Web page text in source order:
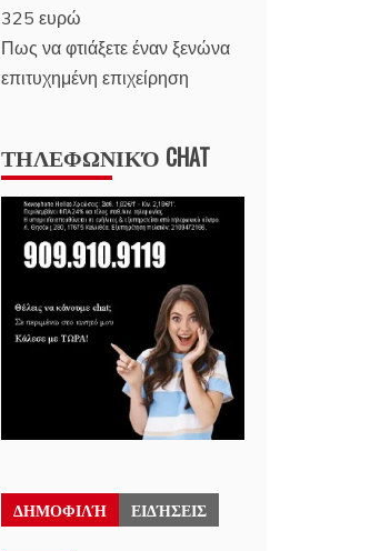
325 ευρώ
Πως να φτιάξετε έναν ξενώνα
επιτυχημένη επιχείρηση
ΤΗΛΕΦΩΝΙΚΌ CHAT
ΔΗΜΟΦΙΛΉ ΕΙΔΉΣΕΙΣ